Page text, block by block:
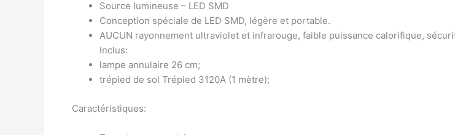
Source lumineuse – LED SMD
Conception spéciale de LED SMD, légère et portable.
AUCUN rayonnement ultraviolet et infrarouge, faible puissance calorifique,
Inclus:
lampe annulaire 26 cm;
trépied de sol Trépied 3120A (1 mètre);
Caractéristiques: